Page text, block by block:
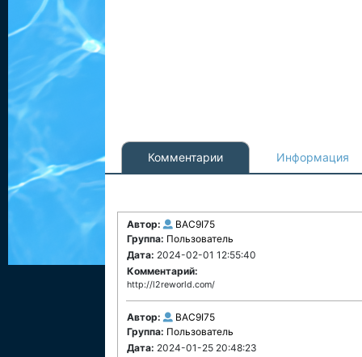
Комментарии Информация
Автор:
BAC9I75
Группа: Пользователь
Дата: 2024-02-01 12:55:40
Комментарий:
http://l2reworld.com/
Автор:
BAC9I75
Группа: Пользователь
Дата: 2024-01-25 20:48:23